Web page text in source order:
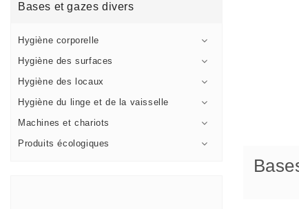
Bases et gazes divers
Hygiène corporelle
Hygiène des surfaces
Hygiène des locaux
Hygiène du linge et de la vaisselle
Machines et chariots
Produits écologiques